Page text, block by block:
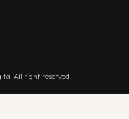
All right reserved